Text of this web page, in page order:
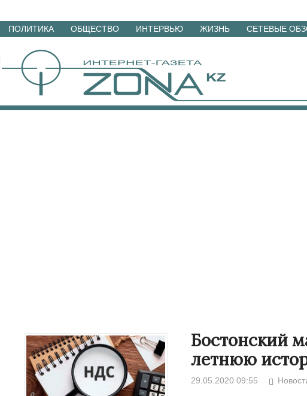
Перейти
материалам
ПОЛИТИКА ОБЩЕСТВО ИНТЕРВЬЮ ЖИЗНЬ СЕТЕВЫЕ
Бостонский
летнюю
29.05.2020 09:55